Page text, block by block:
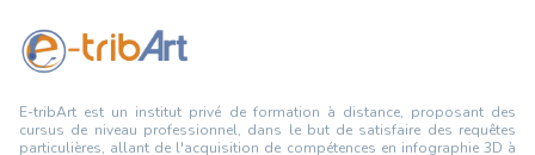
E-tribArt est un institut privé de formation à distance, proposant des
cursus de niveau professionnel, dans le but de satisfaire des requêtes
particulières, allant de l'acquisition de compétences en infographie 3D à